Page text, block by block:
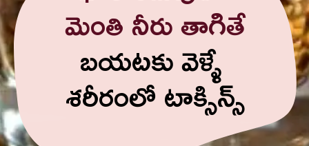
మెంతి నీరు తాగితే
బయటకు వెళ్ళే
శరీరంలో టాక్సిన్స్